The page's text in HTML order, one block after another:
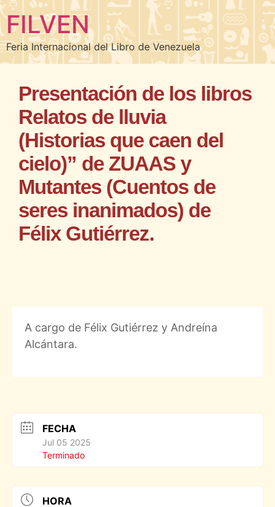
FILVEN
Feria Internacional del Libro de Venezuela
Presentación de los libros
Relatos de lluvia
(Historias que caen del
cielo)” de ZUAAS y
Mutantes (Cuentos de
seres inanimados) de
Félix Gutiérrez.
A cargo de Félix Gutiérrez y Andreína
Alcántara.
FECHA
Jul 05 2025
Terminado
HORA